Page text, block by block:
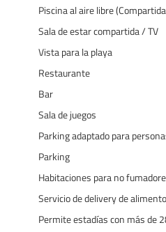
Piscina al aire libre
Sala de estar compartida / TV
Vista para la playa
Restaurante
Bar
Sala de juegos
Parking adaptado para
Parking
Habitaciones para no
Servicio de delivery de
Permite estadías con más de